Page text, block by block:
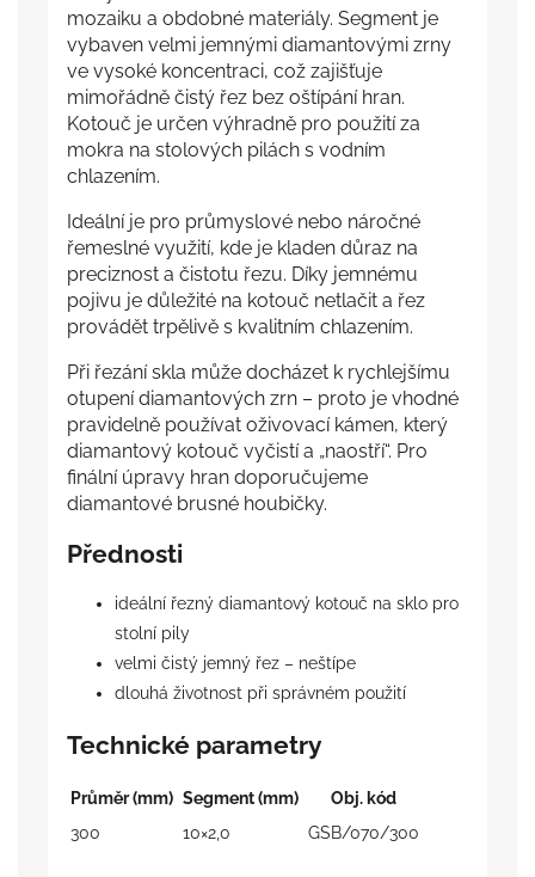
mozaiku a obdobné materiály. Segment je
vybaven velmi jemnými diamantovými zrny
ve vysoké koncentraci, což zajišťuje
mimořádně čistý řez bez oštípání hran.
Kotouč je určen výhradně pro použití za
mokra na stolových pilách s vodním
chlazením.
Ideální je pro průmyslové nebo náročné
řemeslné využití, kde je kladen důraz na
preciznost a čistotu řezu. Díky jemnému
pojivu je důležité na kotouč netlačit a řez
provádět trpělivě s kvalitním chlazením.
Při řezání skla může docházet k rychlejšímu
otupení diamantových zrn – proto je vhodné
pravidelně používat oživovací kámen, který
diamantový kotouč vyčistí a „naostří“. Pro
finální úpravy hran doporučujeme
diamantové brusné houbičky.
Přednosti
ideální řezný diamantový kotouč na sklo pro
stolní pily
velmi čistý jemný řez – neštípe
dlouhá životnost při správném použití
Technické parametry
Průměr (mm) Segment (mm)
Obj. kód
300
10×2,0 GSB/070/300